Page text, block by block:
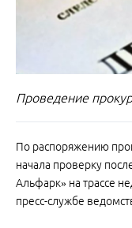
Проведение
По распоряжению
начала проверку
Альфарк» на трассе
пресс-службе